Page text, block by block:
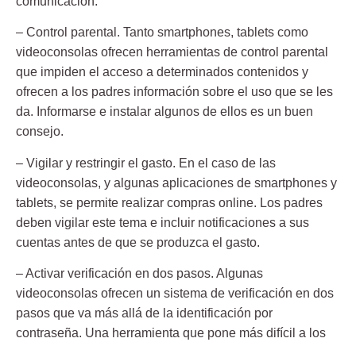
– Control parental. Tanto smartphones, tablets como
videoconsolas ofrecen herramientas de control parental
que impiden el acceso a determinados contenidos y
ofrecen a los padres información sobre el uso que se les
da. Informarse e instalar algunos de ellos es un buen
consejo.
– Vigilar y restringir el gasto. En el caso de las
videoconsolas, y algunas aplicaciones de smartphones y
tablets, se permite realizar compras online. Los padres
deben vigilar este tema e incluir notificaciones a sus
cuentas antes de que se produzca el gasto.
– Activar verificación en dos pasos. Algunas
videoconsolas ofrecen un sistema de verificación en dos
pasos que va más allá de la identificación por
contraseña. Una herramienta que pone más difícil a los